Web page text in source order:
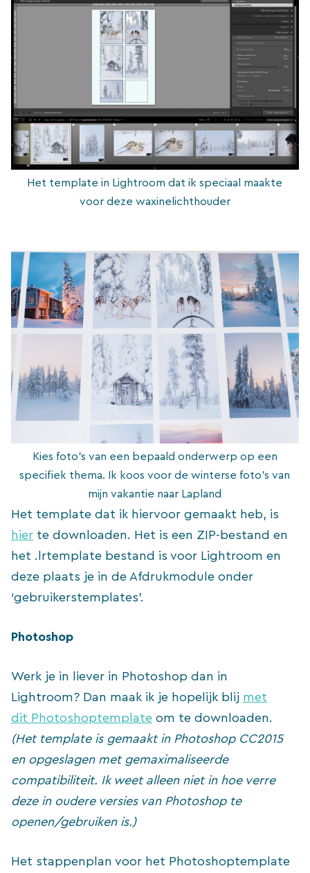
Het template in Lightroom dat ik speciaal maakte
voor deze waxinelichthouder
Kies foto’s van een bepaald onderwerp op een
specifiek thema. Ik koos voor de winterse foto’s van
mijn vakantie naar Lapland
Het template dat ik hiervoor gemaakt heb, is
hier te downloaden. Het is een ZIP-bestand en
het .lrtemplate bestand is voor Lightroom en
deze plaats je in de Afdrukmodule onder
‘gebruikerstemplates’.
Photoshop
Werk je in liever in Photoshop dan in
Lightroom? Dan maak ik je hopelijk blij met
dit Photoshoptemplate om te downloaden.
(Het template is gemaakt in Photoshop CC2015
en opgeslagen met gemaximaliseerde
compatibiliteit. Ik weet alleen niet in hoe verre
deze in oudere versies van Photoshop te
openen/gebruiken is.)
Het stappenplan voor het Photoshoptemplate